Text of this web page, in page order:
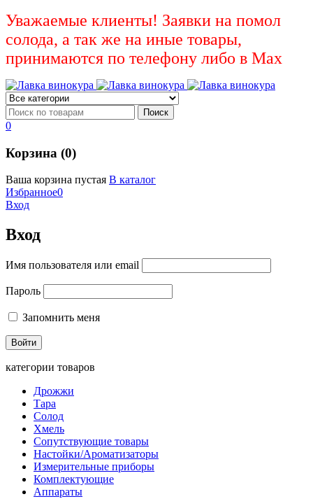
Уважаемые клиенты! Заявки на помол
солода, а так же на иные товары,
принимаются по телефону либо в Max
0
Корзина (0)
Ваша корзина пустая В каталог
Избранное0
Вход
Вход
Имя пользователя или email
Пароль
Запомнить меня
категории товаров
Дрожжи
Тара
Солод
Хмель
Сопутствующие товары
Настойки/Ароматизаторы
Измерительные приборы
Комплектующие
Аппараты